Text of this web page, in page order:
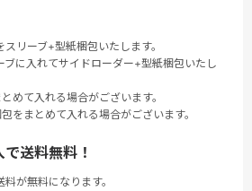
リーブ+型紙梱包いたします。
ブに入れてサイドローダー+型紙梱包いたし
めて入れる場合がございます。
をまとめて入れる場合がございます。
送料無料！
が無料になります。